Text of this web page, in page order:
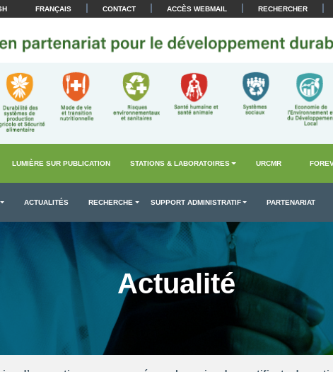
FRANÇAIS | CONTACT | ACCÈS WEBMAIL | RECHERCHER |
LUMIÈRE SUR PUBLICATION STATIONS & LABORATOIRES URCMR
ACTUALITÉS RECHERCHE SUPPORT ADMINISTRATIF PARTENARIAT
Actualité